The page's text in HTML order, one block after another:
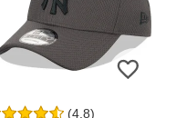
(4.8)